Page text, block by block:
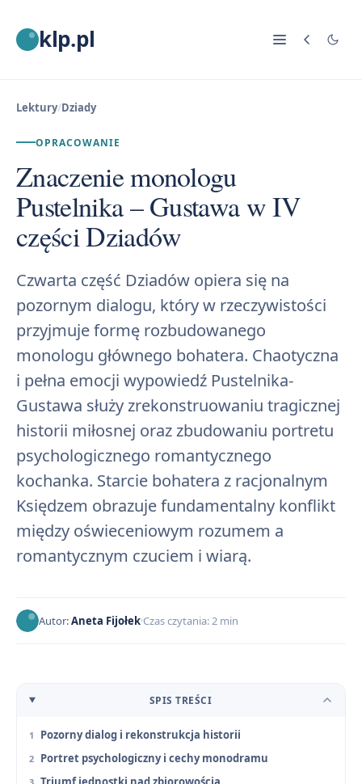
klp.pl
Lektury/Dziady
OPRACOWANIE
Znaczenie monologu
Pustelnika – Gustawa w IV
części Dziadów
Czwarta część Dziadów opiera się na
pozornym dialogu, który w rzeczywistości
przyjmuje formę rozbudowanego
monologu głównego bohatera. Chaotyczna
i pełna emocji wypowiedź Pustelnika-
Gustawa służy zrekonstruowaniu tragicznej
historii miłosnej oraz zbudowaniu portretu
psychologicznego romantycznego
kochanka. Starcie bohatera z racjonalnym
Księdzem obrazuje fundamentalny konflikt
między oświeceniowym rozumem a
romantycznym czuciem i wiarą.
Autor:Aneta Fijołek Czas czytania: 2 min
SPIS TREŚCI
Pozorny dialog i rekonstrukcja historii
Portret psychologiczny i cechy monodramu